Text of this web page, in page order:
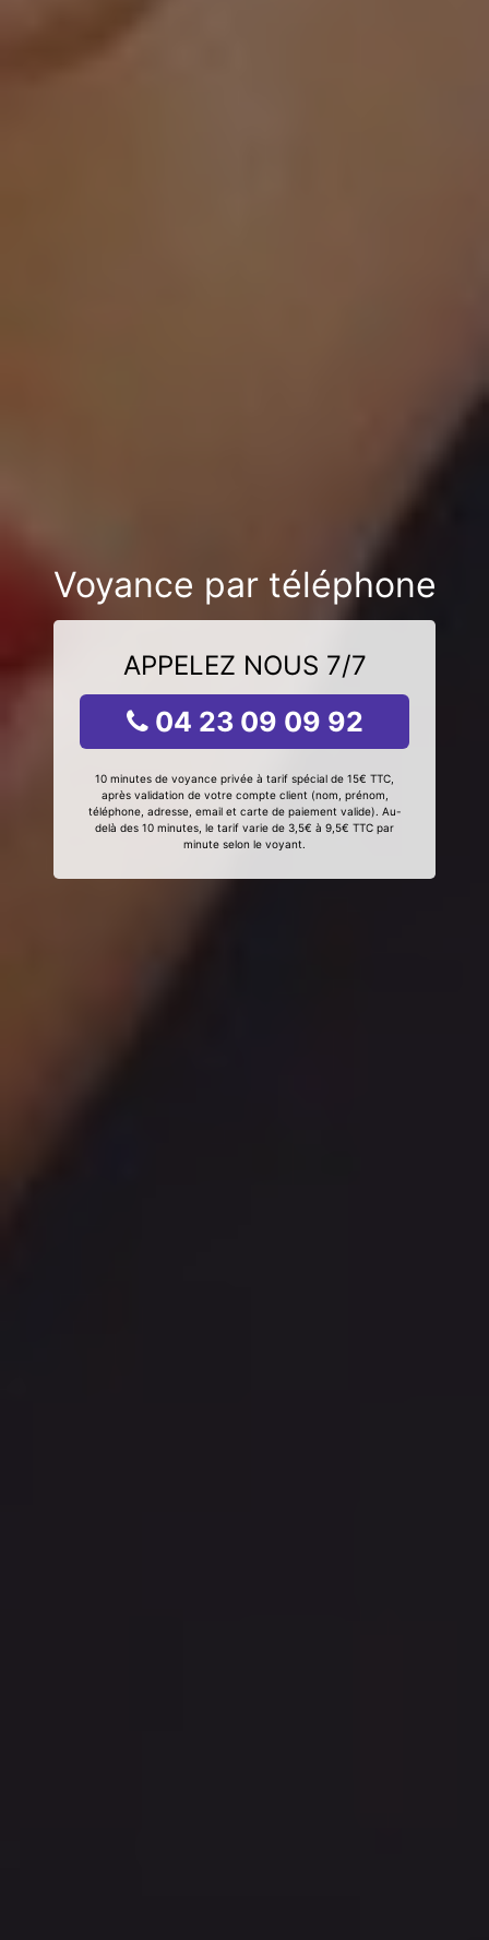
Voyance par téléphone
APPELEZ NOUS 7/7
04 23 09 09 92
10 minutes de voyance privée à tarif spécial de 15€ TTC,
après validation de votre compte client (nom, prénom,
téléphone, adresse, email et carte de paiement valide). Au-
delà des 10 minutes, le tarif varie de 3,5€ à 9,5€ TTC par
minute selon le voyant.